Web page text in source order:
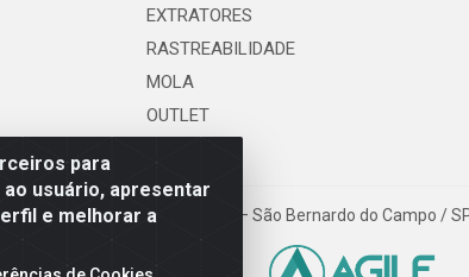
para
usuário, apresentar
e melhorar a
EXTRATORES
RASTREABILIDADE
MOLA
OUTLET
Ltda - Estrada dos Casa, 4585 – São Bernardo do Campo /